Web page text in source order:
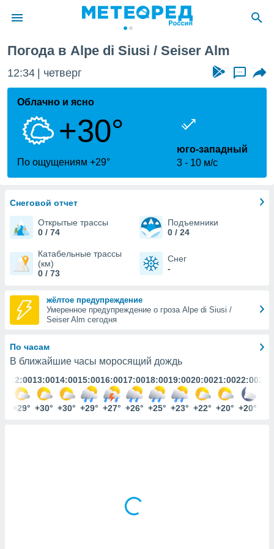
о
Вы можете
к этому
доступ
ПРИНЯТЬ
ПРОДОЛЖИТЬ
НАСТРОЙКИ
Погода в Alpe di Siusi / Seiser Alm
12:34 четверг ...
Облачно и ясно
+30°
По ощущениям +29°
юго-западный
3
10 м/с
Снеговой отчет
Открытые трассы
0 / 74
Подъемники
0 / 24
Катабельные трассы
(км)
0 / 73
Снег
-
жёлтое предупреждение
Умеренное предупреждение о гроза Alpe di Siusi /
Seiser Alm сегодня
По часам
В ближайшие часы моросящий дождь
12:00
+29°
13:00
+30°
14:00
+30°
15:00
+29°
16:00
+27°
17:00
+26°
18:00
+25°
19:00
+23°
20:00
+22°
21:00
+20°
22:00
+20°